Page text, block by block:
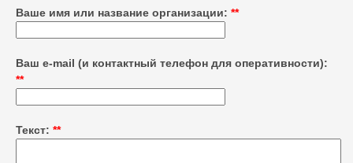
Ваше имя или название организации: **
Ваш е-mail (и контактный телефон для оперативности):
**
Текст: **